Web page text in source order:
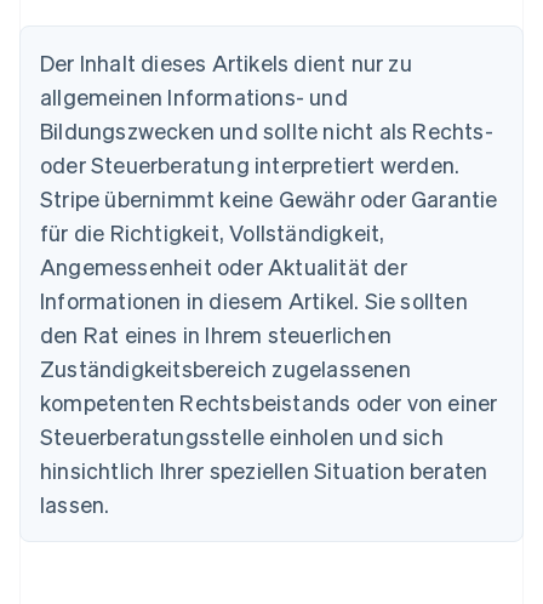
Der Inhalt dieses Artikels dient nur zu
allgemeinen Informations- und
Bildungszwecken und sollte nicht als Rechts-
oder Steuerberatung interpretiert werden.
Stripe übernimmt keine Gewähr oder Garantie
für die Richtigkeit, Vollständigkeit,
Angemessenheit oder Aktualität der
Informationen in diesem Artikel. Sie sollten
den Rat eines in Ihrem steuerlichen
Zuständigkeitsbereich zugelassenen
kompetenten Rechtsbeistands oder von einer
Steuerberatungsstelle einholen und sich
hinsichtlich Ihrer speziellen Situation beraten
lassen.
English
Belgien
Nederlands Français Deutsch English
Brasilien
PortuguêsEnglish
Bulgarien
Dänemark
English
Deutschland
Deutsch
Estland